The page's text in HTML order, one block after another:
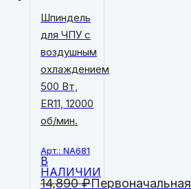
14,890₽Первоначальная
Шпиндель
для ЧПУ с
воздушным
охлаждением
500 Вт,
ER11, 12000
об/мин.
Арт.: NA681
В
НАЛИЧИИ